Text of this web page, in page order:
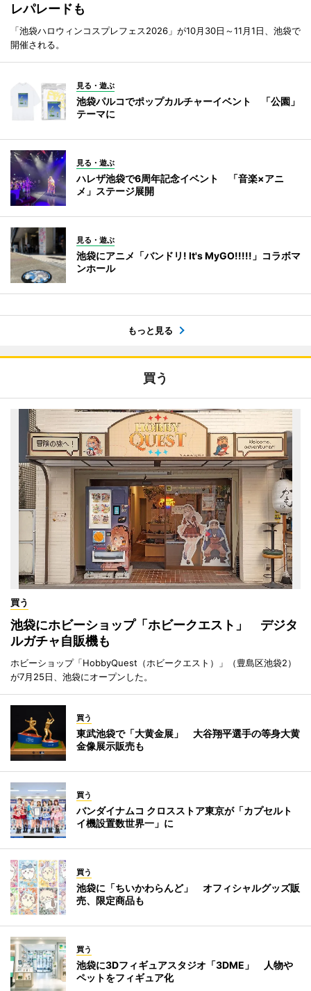
レパレードも
「池袋ハロウィンコスプレフェス2026」が10月30日～11月1日、池袋で
開催される。
見る・遊ぶ
池袋パルコでポップカルチャーイベント 「公園」
テーマに
見る・遊ぶ
ハレザ池袋で6周年記念イベント 「音楽×アニ
メ」ステージ展開
見る・遊ぶ
池袋にアニメ「バンドリ! It's MyGO!!!!!」コラボマ
ンホール
もっと見る
買う
買う
池袋にホビーショップ「ホビークエスト」 デジタ
ルガチャ自販機も
ホビーショップ「HobbyQuest（ホビークエスト）」（豊島区池袋2）
が7月25日、池袋にオープンした。
買う
東武池袋で「大黄金展」 大谷翔平選手の等身大黄
金像展示販売も
買う
バンダイナムコ クロスストア東京が「カプセルト
イ機設置数世界一」に
買う
池袋に「ちいかわらんど」 オフィシャルグッズ販
売、限定商品も
買う
池袋に3Dフィギュアスタジオ「3DME」 人物や
ペットをフィギュア化